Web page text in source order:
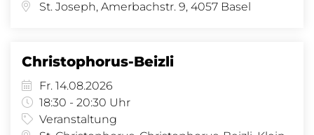
St. Joseph, Amerbachstr. 9, 4057 Basel
Christophorus-Beizli
Fr. 14.08.2026
18:30 - 20:30 Uhr
Veranstaltung